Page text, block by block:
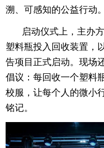
溯、可感知的公益行动。
启动仪式上，主办
塑料瓶投入回收装置，
告项目正式启动。现场
倡议：每回收一个塑料
校服，让每个人的微小
铭记。